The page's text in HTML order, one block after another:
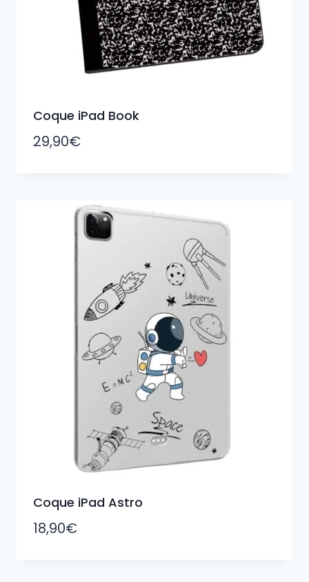
Coque iPad Book
29,90€
Coque iPad Astro
18,90€